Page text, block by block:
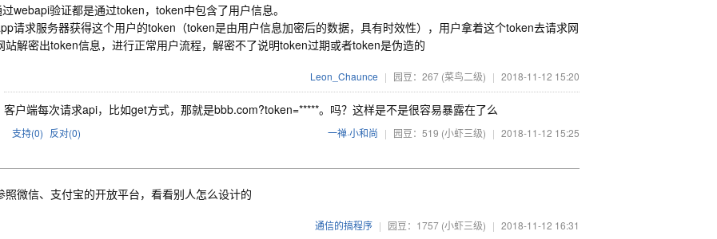
webapi验证都是通过token，token中包含了用户信息。
请求服务器获得这个用户的token（token是由用户信息加密后的数据，具有时效性），用户拿着这个token去请求网
站解密出token信息，进行正常用户流程，解密不了说明token过期或者token是伪造的
Leon_Chaunce | 园豆：267 (菜鸟二级) | 2018-11-12 15:20
客户端每次请求api，比如get方式，那就是bbb.com?token=*****。吗？这样是不是很容易暴露在了么
支持(0) 反对(0) 一禅·小和尚 | 园豆：519 (小虾三级) | 2018-11-12 15:25
照微信、支付宝的开放平台，看看别人怎么设计的
通信的搞程序 | 园豆：1757 (小虾三级) | 2018-11-12 16:31